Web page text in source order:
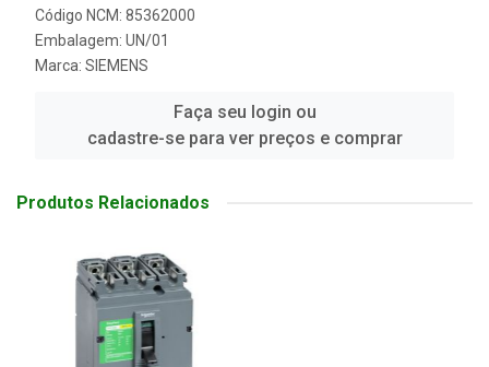
Código NCM: 85362000
Embalagem: UN/01
Marca: SIEMENS
Faça seu login ou
cadastre-se para ver preços e comprar
Produtos Relacionados